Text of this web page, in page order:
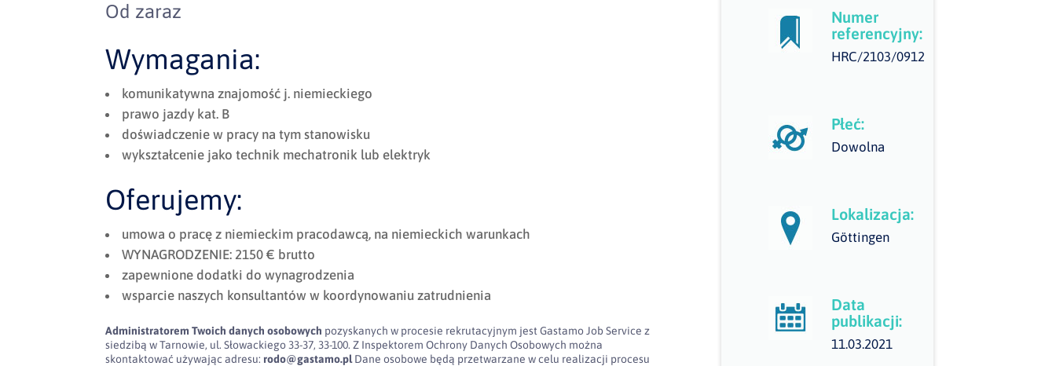
Od zaraz
Wymagania:
komunikatywna znajomość j. niemieckiego
prawo jazdy kat. B
doświadczenie w pracy na tym stanowisku
wykształcenie jako technik mechatronik lub elektryk
Oferujemy:
umowa o pracę z niemieckim pracodawcą, na niemieckich warunkach
WYNAGRODZENIE: 2150 € brutto
zapewnione dodatki do wynagrodzenia
wsparcie naszych konsultantów w koordynowaniu zatrudnienia
Administratorem Twoich danych osobowych pozyskanych w procesie rekrutacyjnym jest Gastamo Job Service z
siedzibą w Tarnowie, ul. Słowackiego 33-37, 33-100. Z Inspektorem Ochrony Danych Osobowych można
skontaktować używając adresu:rodo@gastamo.plDane osobowe będą przetwarzane w celu realizacji procesu
Numer
referencyjny:
HRC/2103/0912
Płeć:
Dowolna
Lokalizacja:
Göttingen
Data
publikacji:
11.03.2021